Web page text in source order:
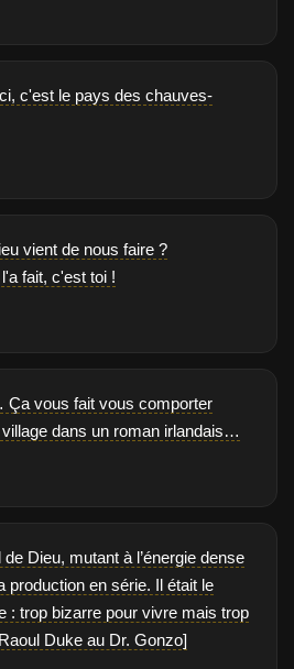
c'est le pays des chauves-
vient de nous faire ?
fait, c'est toi !
Ça vous fait vous comporter
village dans un roman irlandais…
Dieu, mutant à l’énergie dense
production en série. Il était le
: trop bizarre pour vivre mais trop
Duke au Dr. Gonzo]